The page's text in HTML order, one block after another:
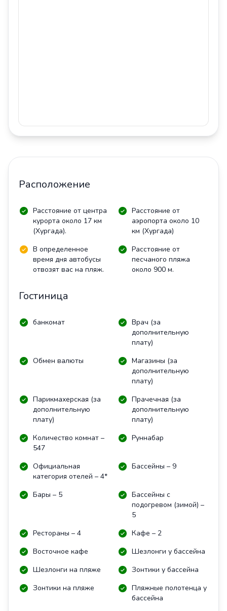
Расположение
Расстояние от центра
курорта около 17 км
(Хургада).
Расстояние от
аэропорта около 10
км (Хургада)
В определенное
время дня автобусы
отвозят вас на пляж.
Расстояние от
песчаного пляжа
около 900 м.
Гостиница
банкомат
Врач (за
дополнительную
плату)
Обмен валюты
Магазины (за
дополнительную
плату)
Парикмахерская (за
дополнительную
плату)
Прачечная (за
дополнительную
плату)
Количество комнат –
547
Руннабар
Официальная
категория отелей – 4*
Бассейны – 9
Бары – 5
Бассейны с
подогревом (зимой) –
5
Рестораны – 4
Кафе – 2
Восточное кафе
Шезлонги у бассейна
Шезлонги на пляже
Зонтики у бассейна
Зонтики на пляже
Пляжные полотенца у
бассейна